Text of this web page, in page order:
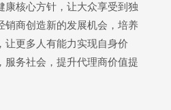
康核心方针，让大众享受到独
销商创造新的发展机会，培养
让更多人有能力实现自身价
服务社会，提升代理商价值提